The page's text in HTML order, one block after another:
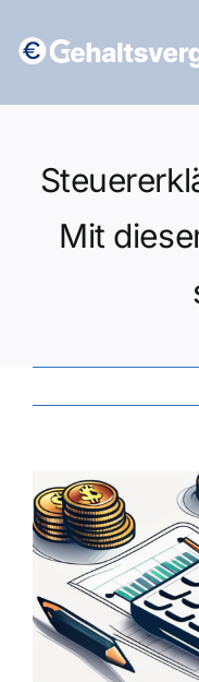
Inhalt
Mit
Zeige
grösseres
Bild